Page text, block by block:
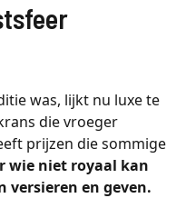
was, lijkt nu luxe te
die vroeger
prijzen die sommige
wie niet royaal kan
versieren en geven.